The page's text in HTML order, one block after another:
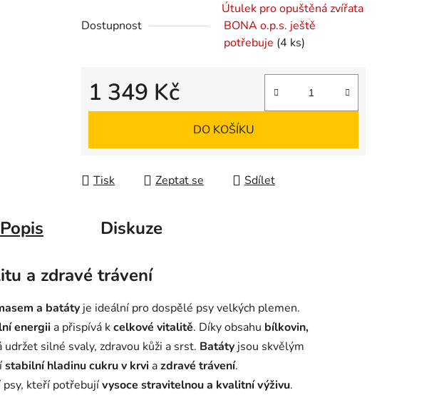
Dostupnost
Útulek pro opuštěná zvířata
BONA o.p.s. ještě
potřebuje (4 ks)
1 349 Kč
Měrná cena:
DO KOŠÍKU
Tisk Zeptat se Sdílet
Popis Diskuze
a zdravé trávení
a batáty je ideální pro dospělé psy velkých plemen.
energii a přispívá kcelkové vitalitě. Díky obsahu bílkovin,
udržet silné svaly, zdravou kůži a srst. Batáty jsou skvělým
stabilní hladinu cukru v krvi azdravé trávení.
psy, kteří potřebujívysoce stravitelnou a kvalitní výživu.